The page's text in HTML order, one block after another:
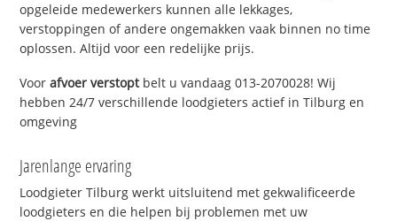
opgeleide medewerkers kunnen alle lekkages,
verstoppingen of andere ongemakken vaak binnen no time
oplossen. Altijd voor een redelijke prijs.
Voorafvoer verstoptbelt u vandaag 013-2070028! Wij
hebben 24/7 verschillende loodgieters actief in Tilburg en
omgeving
Jarenlange ervaring
Loodgieter Tilburg werkt uitsluitend met gekwalificeerde
loodgieters en die helpen bij problemen met uw